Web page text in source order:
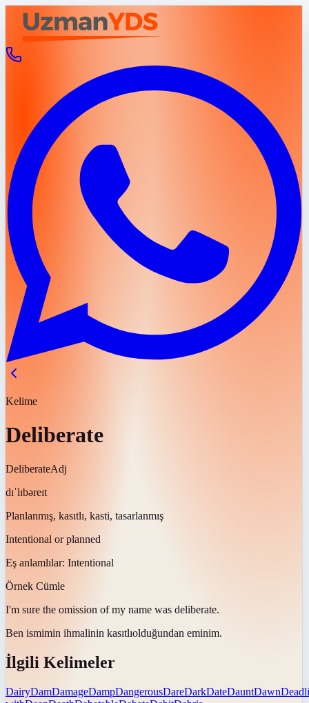
Kelime
Deliberate
DeliberateAdj
dɪˈlɪbəreɪt
Planlanmış, kasıtlı, kasti, tasarlanmış
Intentional or planned
Eş anlamlılar: Intentional
Örnek Cümle
I'm sure the omission of my name was deliberate.
Ben ismimin ihmalinin kasıtlıolduğundan eminim.
İlgili Kelimeler
DairyDamDamageDampDangerousDareDarkDateDauntDawn